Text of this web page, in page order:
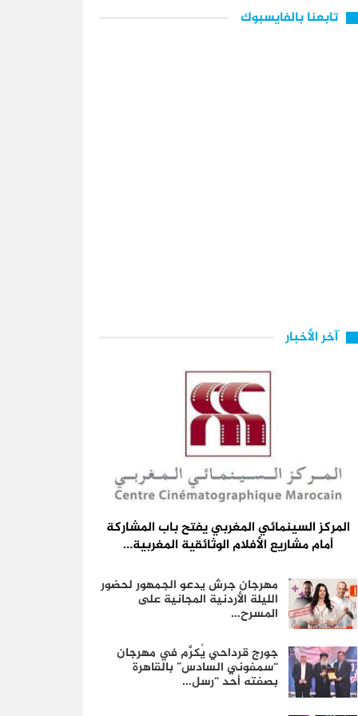
تابعنا بالفايسبوك
آخر الأخبار
المركز السينمائي المغربي يفتح باب المشاركة
أمام مشاريع الأفلام الوثائقية المغربية…
مهرجان جرش يدعو الجمهور لحضور
الليلة الأردنية المجانية على
المسرح…
جورج قرداحي يُكرَّم في مهرجان
“سمفوني السادس” بالقاهرة
بصفته أحد “رسل…